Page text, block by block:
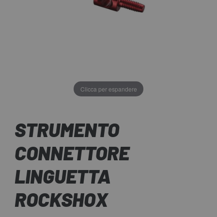
Clicca per espandere
STRUMENTO
CONNETTORE
LINGUETTA
ROCKSHOX